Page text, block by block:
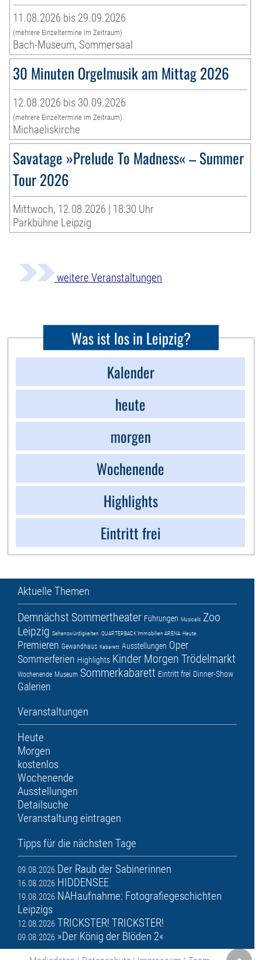
11.08.2026 bis 29.09.2026
(mehrere Einzeltermine im Zeitraum)
Bach-Museum, Sommersaal
30 Minuten Orgelmusik am Mittag 2026
12.08.2026 bis 30.09.2026
(mehrere Einzeltermine im Zeitraum)
Michaeliskirche
Savatage »Prelude To Madness« – Summer
Tour 2026
Mittwoch, 12.08.2026 | 18:30 Uhr
Parkbühne Leipzig
weitere Veranstaltungen
Was ist los in Leipzig?
Kalender
heute
morgen
Wochenende
Highlights
Eintritt frei
Aktuelle Themen
Demnächst Sommertheater Führungen Musicals Zoo
Leipzig Sehenswürdigkeiten QUARTERBACK Immobilien ARENA Heute
Premieren Gewandhaus Kabarett Ausstellungen Oper
Sommerferien Highlights Kinder Morgen Trödelmarkt
Wochenende Museum Sommerkabarett Eintritt frei Dinner-Show
Galerien
Veranstaltungen
Heute
Morgen
kostenlos
Wochenende
Ausstellungen
Detailsuche
Veranstaltung eintragen
Tipps für die nächsten Tage
09.08.2026 Der Raub der Sabinerinnen
16.08.2026 HIDDENSEE
19.08.2026 NAHaufnahme: Fotografiegeschichten
Leipzigs
12.08.2026 TRICKSTER! TRICKSTER!
09.08.2026 »Der König der Blöden 2«